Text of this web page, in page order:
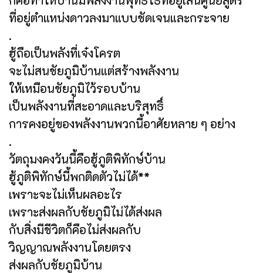
ที่อยู่ตำแหน่งดาวลงมาแบบชัดเจนและกระจาย
.
ฮู้ถือเป็นพลังที่เจ๋งโครต
จะไม่สนชัยภูมิบ้านแต่สร้างพลังงาน
ให้เหมือนชัยภูมิไว้รอบบ้าน
เป็นพลังงานที่สะอาดและบริสุทธิ์
การคงอยู่ของพลังงานพวกนี้อาศัยหลาย ๆ อย่าง
.
วัตถุมงคงวันนี้คือฮู้ภูติพิทักษ์บ้าน
ฮู้ภูติพิทักษ์นี้พกติดตัวไม่ได้**
เพราะจะไม่เห็นผลอะไร
เพราะส่งผลกับชัยภูมิไม่ได้ส่งผล
กับสิ่งมีชีวิตก็คือไม่ส่งผลกับ
วิญญาณพลังงานโดยตรง
ส่งผลกับชัยภูมิบ้าน